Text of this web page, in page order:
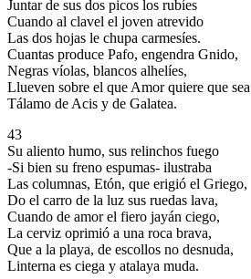
Juntar de sus dos picos los rubíes
Cuando al clavel el joven atrevido
Las dos hojas le chupa carmesíes.
Cuantas produce Pafo, engendra Gnido,
Negras víolas, blancos alhelíes,
Llueven sobre el que Amor quiere que sea
Tálamo de Acis y de Galatea.
43
Su aliento humo, sus relinchos fuego
-Si bien su freno espumas- ilustraba
Las columnas, Etón, que erigió el Griego,
Do el carro de la luz sus ruedas lava,
Cuando de amor el fiero jayán ciego,
La cerviz oprimió a una roca brava,
Que a la playa, de escollos no desnuda,
Linterna es ciega y atalaya muda.